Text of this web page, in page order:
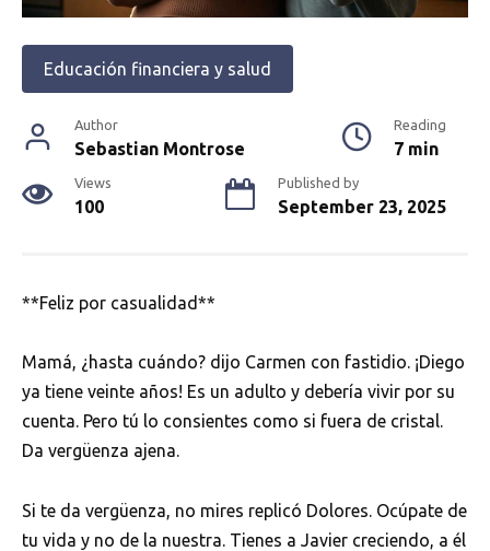
Educación financiera y salud
Author
Sebastian Montrose
Reading
7 min
Views
100
Published by
September 23, 2025
**Feliz por casualidad**
Mamá, ¿hasta cuándo? dijo Carmen con fastidio. ¡Diego
ya tiene veinte años! Es un adulto y debería vivir por su
cuenta. Pero tú lo consientes como si fuera de cristal.
Da vergüenza ajena.
Si te da vergüenza, no mires replicó Dolores. Ocúpate de
tu vida y no de la nuestra. Tienes a Javier creciendo, a él